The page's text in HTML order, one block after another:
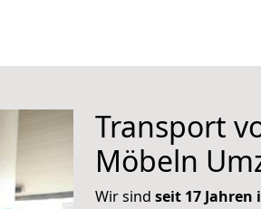
Transport
Möbeln
Wir sind seit 17